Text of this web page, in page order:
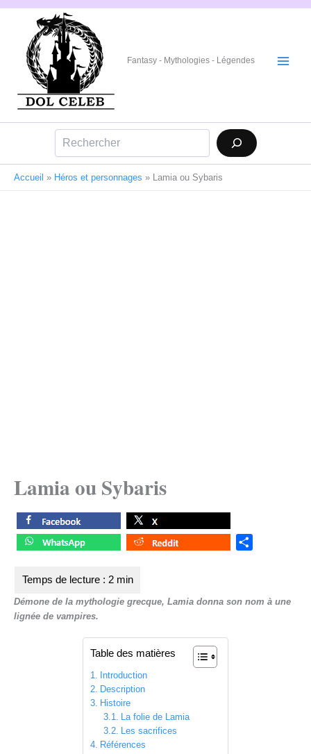
Aller
Fantasy - Mythologies - Légendes
Accueil » Héros et personnages » Lamia ou Sybaris
Lamia ou Sybaris
e
Démone de la mythologie grecque, Lamia donna son nom à une
lignée de vampires.
Table des matières
Introduction
Description
Histoire
La folie de Lamia
Les sacrifices
Références